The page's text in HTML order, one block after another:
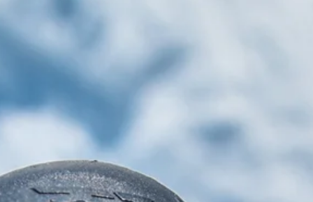
Stellenangebote
Das geheime Geräusch
Wandern
Team